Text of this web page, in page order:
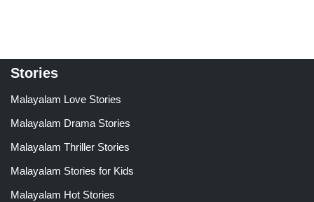
Stories
Malayalam Love Stories
Malayalam Drama Stories
Malayalam Thriller Stories
Malayalam Stories for Kids
Malayalam Hot Stories